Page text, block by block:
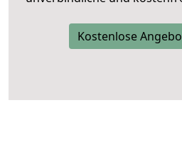
Kostenlose